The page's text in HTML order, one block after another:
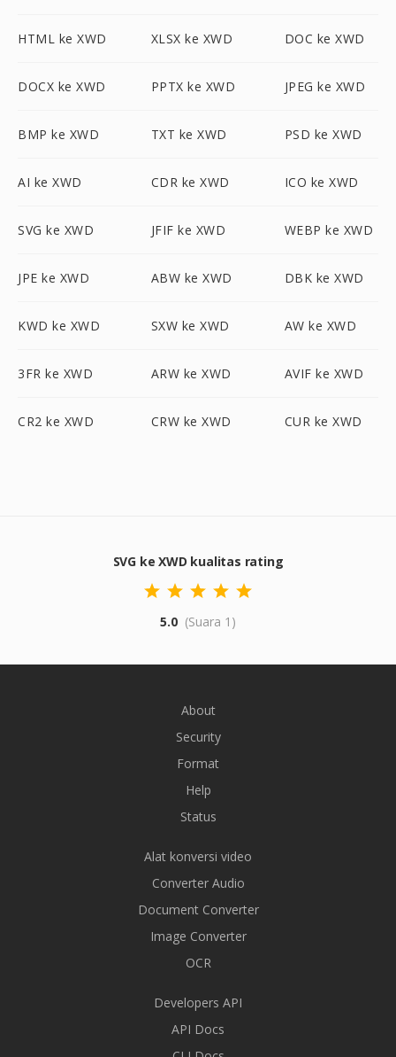
HTML ke XWD XLSX ke XWD DOC ke XWD
DOCX ke XWD PPTX ke XWD JPEG ke XWD
BMP ke XWD TXT ke XWD PSD ke XWD
AI ke XWD CDR ke XWD ICO ke XWD
SVG ke XWD JFIF ke XWD WEBP ke XWD
JPE ke XWD ABW ke XWD DBK ke XWD
KWD ke XWD SXW ke XWD AW ke XWD
3FR ke XWD ARW ke XWD AVIF ke XWD
CR2 ke XWD CRW ke XWD CUR ke XWD
SVG ke XWD kualitas rating
5.0 (Suara 1)
About
Security
Format
Help
Status
Alat konversi video
Converter Audio
Document Converter
Image Converter
OCR
Developers API
API Docs